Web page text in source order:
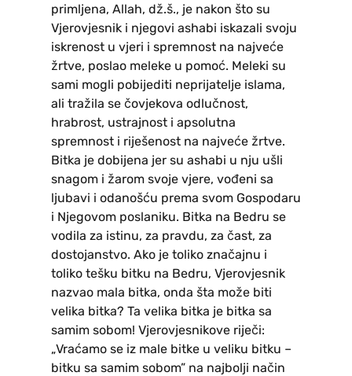
primljena, Allah, dž.š., je nakon što su
Vjerovjesnik i njegovi ashabi iskazali svoju
iskrenost u vjeri i spremnost na najveće
žrtve, poslao meleke u pomoć. Meleki su
sami mogli pobijediti neprijatelje islama,
ali tražila se čovjekova odlučnost,
hrabrost, ustrajnost i apsolutna
spremnost i riješenost na najveće žrtve.
Bitka je dobijena jer su ashabi u nju ušli
snagom i žarom svoje vjere, vođeni sa
ljubavi i odanošću prema svom Gospodaru
i Njegovom poslaniku. Bitka na Bedru se
vodila za istinu, za pravdu, za čast, za
dostojanstvo. Ako je toliko značajnu i
toliko tešku bitku na Bedru, Vjerovjesnik
nazvao mala bitka, onda šta može biti
velika bitka? Ta velika bitka je bitka sa
samim sobom! Vjerovjesnikove riječi:
„Vraćamo se iz male bitke u veliku bitku –
bitku sa samim sobom” na najbolji način